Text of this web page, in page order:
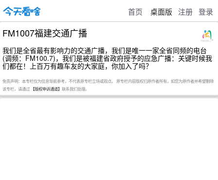
首页 桌面版 注册 登录
FM1007福建交通广播
我们是全省最有影响力的交通广播，我们是唯一一家全省同频的电台
(调频：FM100.7)，我们是被福建省政府授予的应急广播：关键时候我
们都在！上百万有趣车友的大家庭，你加入了吗？
免责声明：本专栏仅为信息导航参考，不代表原专栏立场或观点。 原专栏内容版权归原作者所有，如您为原作者并希望删除
该专栏，请通过 【版权申诉通道】 联系我们处理。